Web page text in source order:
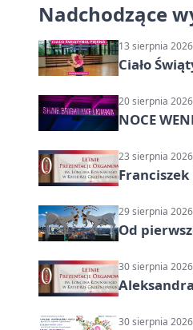
Nadchodzące
13 sierpnia
Ciało
20 sierpnia
NOCE
23 sierpnia
29 sierpnia
Od
30 sierpnia
30 sierpnia